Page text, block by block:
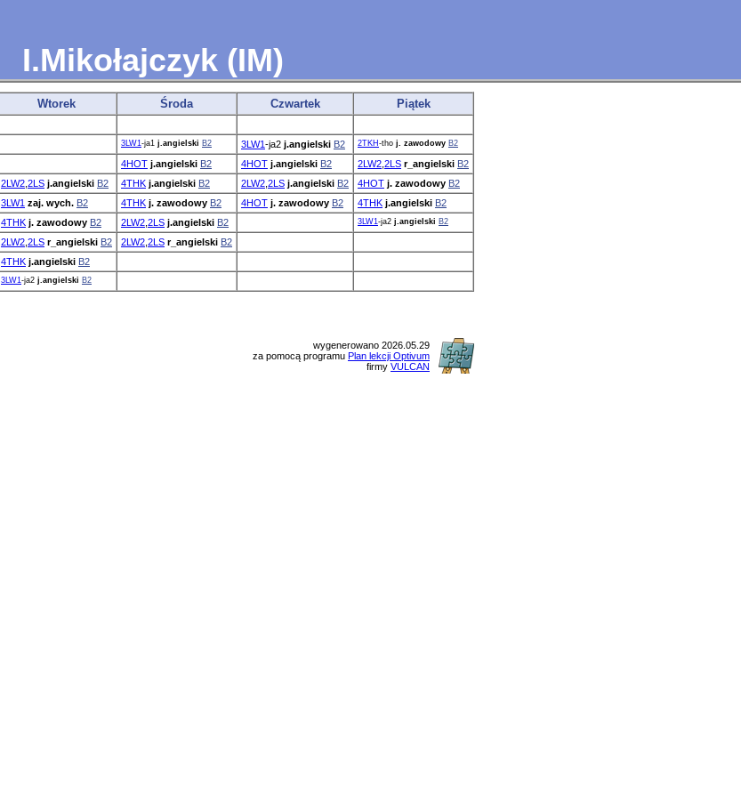
I.Mikołajczyk (IM)
Wtorek Środa Czwartek Piątek
3LW1-ja1 j.angielski B2 3LW1-ja2 j.angielski B2 2TKH -tho j. zawodowy B2
4HOT j.angielski B2 4HOT j.angielski B2 2LW2 2LS r_angielski B2
2LW2 2LS j.angielski B2 4THK j.angielski B2 2LW2 2LS j.angielski B2 4HOT j. zawodowy B2
3LW1 zaj. wych. B2 4THK j. zawodowy B2 4HOT j. zawodowy B2 4THK j.angielski B2
4THK j. zawodowy B2 2LW2 2LS j.angielski B2 3LW1-ja2 j.angielski B2
2LW2 2LS r_angielski B2 2LW2 2LS r_angielski B2
4THK j.angielski B2
3LW1-ja2 j.angielski B2
wygenerowano 2026.05.29
za pomocą programu Plan lekcji Optivum
firmy VULCAN